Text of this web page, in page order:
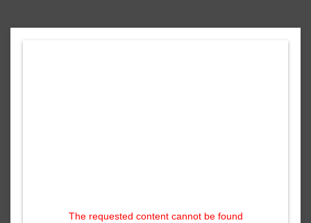
The requested content cannot be found